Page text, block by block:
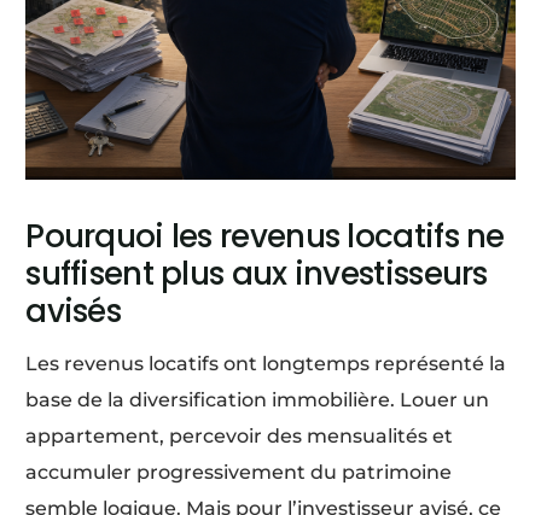
Pourquoi les revenus locatifs ne
suffisent plus aux investisseurs
avisés
Les revenus locatifs ont longtemps représenté la
base de la diversification immobilière. Louer un
appartement, percevoir des mensualités et
accumuler progressivement du patrimoine
semble logique. Mais pour l’investisseur avisé, ce